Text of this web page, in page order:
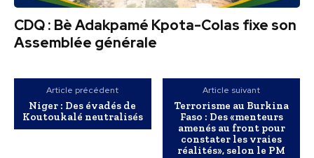
CDQ : Bè Adakpamé Kpota-Colas fixe son
Assemblée générale
Article précédent
Niger : Des évadés de
Koutoukalé neutralisés
Article suivant
Terrorisme au Burkina
Faso : Des «menteurs
amenés au front pour
constater les vraies
réalités», selon le PM